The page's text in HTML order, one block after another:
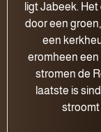
ligt Jabeek.
door een
een
eromheen een
stromen de
laatste is
stroomt